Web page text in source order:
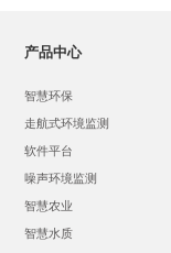
产品中心
智慧环保
走航式环境监测
软件平台
噪声环境监测
智慧农业
智慧水质